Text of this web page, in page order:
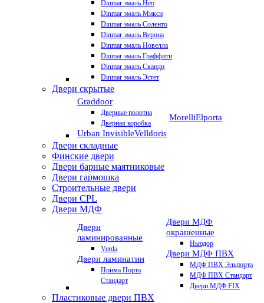
Dinmar эмаль Нео
Dinmar эмаль Микси
Dinmar эмаль Соленто
Dinmar эмаль Верона
Dinmar эмаль Новелла
Dinmar эмаль Граффити
Dinmar эмаль Сканди
Dinmar эмаль Эстет
Двери скрытые
Graddoor
Дверные полотна
Дверная коробка
Urban InvisibleVelldoris
MorelliElporta
Двери складные
Финские двери
Двери барные маятниковые
Двери гармошка
Строительные двери
Двери CРL
Двери МДФ
Двери
ламинированные
Verda
Двери ламинатин
Прима Порта
Стандарт
Двери МДФ
окрашенные
Ньюдор
Двери МДФ ПВХ
МДФ ПВХ Эльпорта
МДФ ПВХ Стандарт
Двери МДФ FIX
Пластиковые двери ПВХ